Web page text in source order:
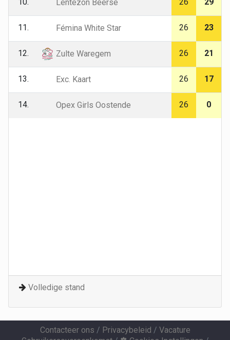
Lentezon Beerse
11. Fémina White Star 26 23
12. Zulte Waregem 26 21
13. Exc. Kaart 26 17
14. Opex Girls Oostende 26 0
Volledige stand
Contacteer ons / Privacybeleid / Vacature